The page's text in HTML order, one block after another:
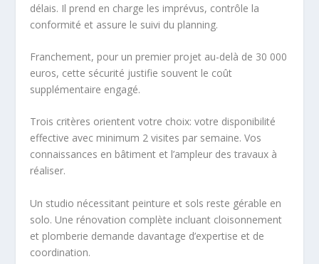
délais. Il prend en charge les imprévus, contrôle la
conformité et assure le suivi du planning.
Franchement, pour un premier projet au-delà de 30 000
euros, cette sécurité justifie souvent le coût
supplémentaire engagé.
Trois critères orientent votre choix: votre disponibilité
effective avec minimum 2 visites par semaine. Vos
connaissances en bâtiment et l’ampleur des travaux à
réaliser.
Un studio nécessitant peinture et sols reste gérable en
solo. Une rénovation complète incluant cloisonnement
et plomberie demande davantage d’expertise et de
coordination.